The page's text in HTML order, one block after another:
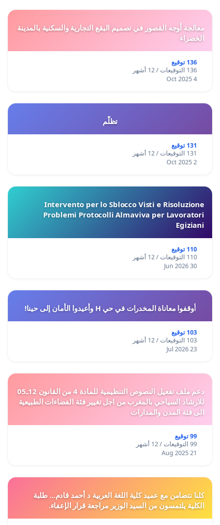
معالجة أوجه القصور في تصميم البقع التجارية والسكنية بالمدينة
الخضراء
136 توقيع
136 التوقيعات / 12 أشهر
4 Oct 2025
تظلّم
131 توقيع
131 التوقيعات / 12 أشهر
2 Oct 2025
Intervento per lo Sblocco Visti e Risoluzione
Problemi Protocolli Almaviva per Lavoratori
Egiziani
110 توقيع
110 التوقيعات / 12 أشهر
30 Jun 2026
أوقفوا معاناة المخدرات في حي H وأعيدوا الأمان إلى حينا!
103 توقيع
103 التوقيعات / 12 أشهر
23 Jul 2026
دعم ملف تفعيل النصوص التنظيمية للمادة 4 من القانون 12ـ05
للارشاد السياحي بالمغرب من اجل تغيير فئة الفضاءات الطبيعية
الى فئة المدن والمدارات
99 توقيع
99 التوقيعات / 12 أشهر
21 Aug 2025
كلنا نتضامن مع عميد كلية اللغة العربية د أحمد قادم... طلبة
الكلية يلتمسون من السيد الوزير مراجعة قرار الإعفاء.